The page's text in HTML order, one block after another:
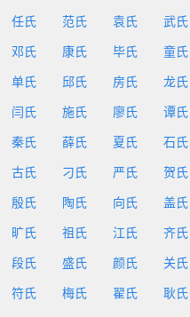
任氏 范氏 袁氏 武氏
邓氏 康氏 毕氏 童氏
单氏 邱氏 房氏 龙氏
闫氏 施氏 廖氏 谭氏
秦氏 薛氏 夏氏 石氏
古氏 刁氏 严氏 贺氏
殷氏 陶氏 向氏 盖氏
旷氏 祖氏 江氏 齐氏
段氏 盛氏 颜氏 关氏
符氏 梅氏 翟氏 耿氏